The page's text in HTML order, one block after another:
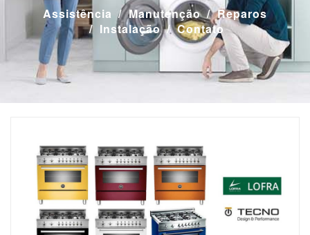
Assistência Manutenção
Reparos
Instalação
Contato